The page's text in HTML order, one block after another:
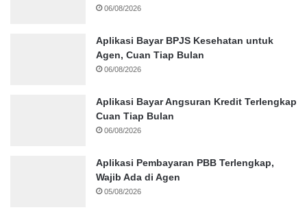
06/08/2026
Aplikasi Bayar BPJS Kesehatan untuk
Agen, Cuan Tiap Bulan
06/08/2026
Aplikasi Bayar Angsuran Kredit Terlengkap
Cuan Tiap Bulan
06/08/2026
Aplikasi Pembayaran PBB Terlengkap,
Wajib Ada di Agen
05/08/2026